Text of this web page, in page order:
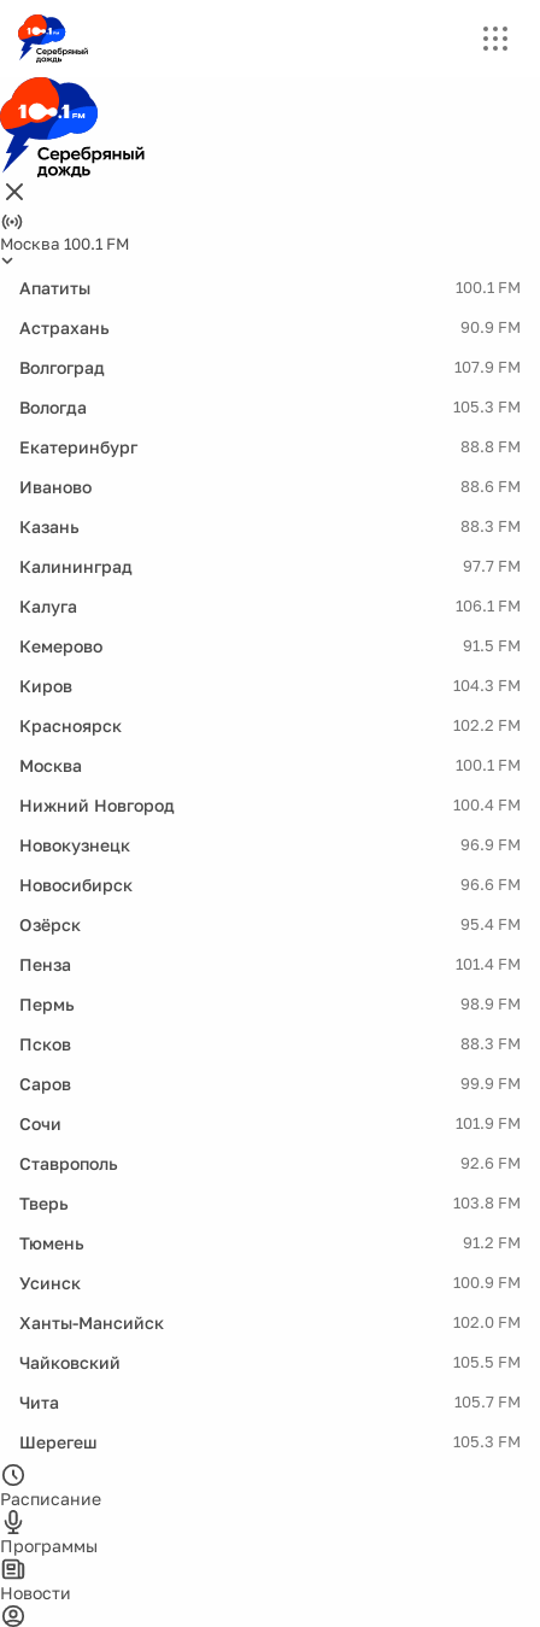
Москва 100.1 FM
Апатиты 100.1 FM
Астрахань 90.9 FM
Волгоград 107.9 FM
Вологда 105.3 FM
Екатеринбург 88.8 FM
Иваново 88.6 FM
Казань 88.3 FM
Калининград 97.7 FM
Калуга 106.1 FM
Кемерово 91.5 FM
Киров 104.3 FM
Красноярск 102.2 FM
Москва 100.1 FM
Нижний Новгород 100.4 FM
Новокузнецк 96.9 FM
Новосибирск 96.6 FM
Озёрск 95.4 FM
Пенза 101.4 FM
Пермь 98.9 FM
Псков 88.3 FM
Саров 99.9 FM
Сочи 101.9 FM
Ставрополь 92.6 FM
Тверь 103.8 FM
Тюмень 91.2 FM
Усинск 100.9 FM
Ханты-Мансийск 102.0 FM
Чайковский 105.5 FM
Чита 105.7 FM
Шерегеш 105.3 FM
Расписание
Программы
Новости